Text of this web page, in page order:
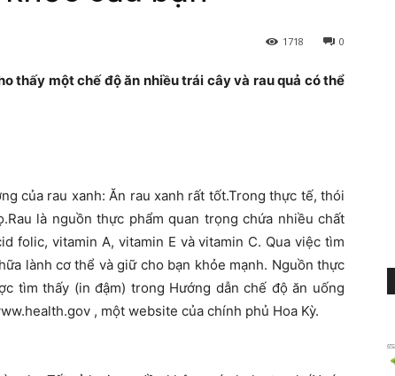
0
1718
thấy một chế độ ăn nhiều trái cây và rau quả có thể
của rau xanh: Ăn rau xanh rất tốt.Trong thực tế, thói
là nguồn thực phẩm quan trọng chứa nhiều chất
folic, vitamin A, vitamin E và vitamin C. Qua việc tìm
lành cơ thể và giữ cho bạn khỏe mạnh. Nguồn thực
tìm thấy (in đậm) trong Hướng dẫn chế độ ăn uống
, một website của chính phủ Hoa Kỳ.